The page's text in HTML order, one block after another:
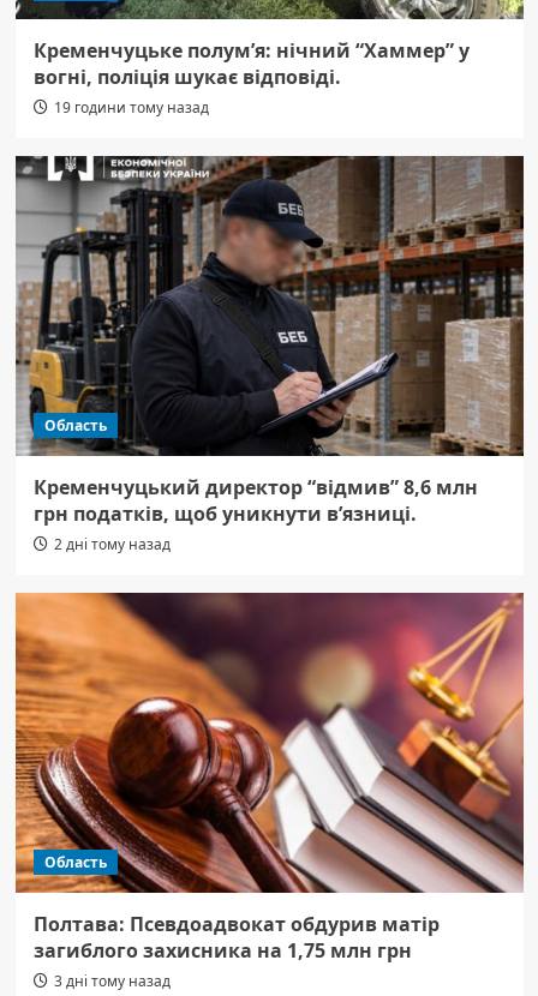
Кременчуцьке полум’я: нічний “Хаммер” у
вогні, поліція шукає відповіді.
19 години тому назад
Область
Кременчуцький директор “відмив” 8,6 млн
грн податків, щоб уникнути в’язниці.
2 дні тому назад
Область
Полтава: Псевдоадвокат обдурив матір
загиблого захисника на 1,75 млн грн
3 дні тому назад